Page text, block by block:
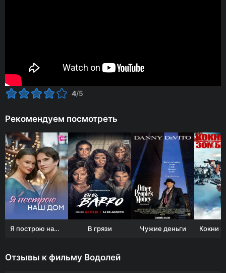
4/5
Рекомендуем посмотреть
Я построю наш дом В грязи Чужие деньги
Отзывы к фильму Водолей